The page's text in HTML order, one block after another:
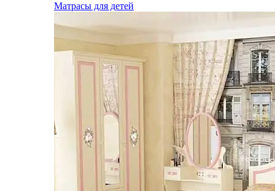
Матрасы для детей